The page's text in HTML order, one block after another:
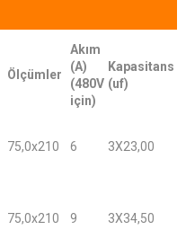
Ölçümler
Akım
(A)
(480V
için)
Kapasitans
(uf)
75,0x210 6 3X23,00
75,0x210 9 3X34,50